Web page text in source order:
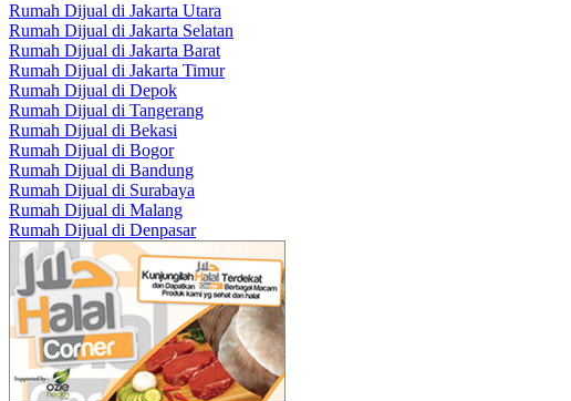
Rumah Dijual di Jakarta Utara
Rumah Dijual di Jakarta Selatan
Rumah Dijual di Jakarta Barat
Rumah Dijual di Jakarta Timur
Rumah Dijual di Depok
Rumah Dijual di Tangerang
Rumah Dijual di Bekasi
Rumah Dijual di Bogor
Rumah Dijual di Bandung
Rumah Dijual di Surabaya
Rumah Dijual di Malang
Rumah Dijual di Denpasar